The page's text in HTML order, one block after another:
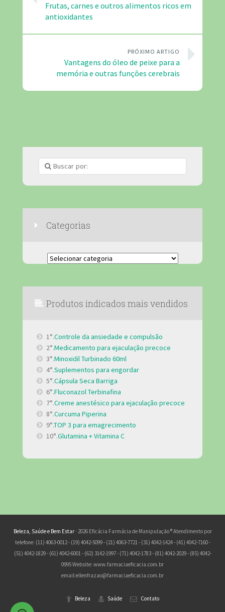
Frutas, carnes e outros alimentos ricos em
antioxidantes
PRÓXIMO ARTIGO
Vantagens do óleo de peixe para a
memória e outras funções cerebrais
Categorias
Categorias
Produtos indicados mais vendidos
1°.Controle da ansiedade e compulsão
2°.Medicamento para ejaculação precoce
3°.Minoxidil Turbinado 60ml
4°.Suplementos para engordar
5°.Cápsula Seca Barriga
6°.Fluconazol Terbinafina
7°.Creme anestésico para ejaculação precoce
8°.Curcuma Piperina
9°.TOP 3 para emagrecimento
10°.Glutamina + Vitamina C
Beleza, Saúde e Bem Estar· 2026 Eficácia Farmácia de Manipulação ® Atendimento por
telefone: (11) 4063-0012 - (19) 4042-5099 - (21) 4063-7721 - (31) 4042-1424 - (41) 4042-7160 -
(51) 4042-1829 - (61) 4042-6001 - (62) 3142-1997 - (71) 4042-1783 - (81) 4042-2029 - (85) 4042-
0995 Website: www.farmaciaeficacia.com.br
email:ellenfrazao@farmaciaeficacia.com.br
Beleza Saúde Contato